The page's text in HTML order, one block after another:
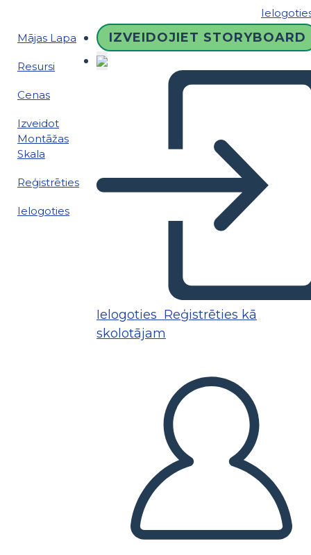
Mājas Lapa
Resursi
Cenas
Izveidot
Montāžas
Skala
Reģistrēties
Ielogoties
IZVEIDOJIET STORYBOARD
Ielogoties Reģistrēties kā
skolotājam